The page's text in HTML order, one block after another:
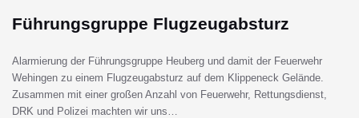
Führungsgruppe Flugzeugabsturz
Alarmierung der Führungsgruppe Heuberg und damit der Feuerwehr
Wehingen zu einem Flugzeugabsturz auf dem Klippeneck Gelände.
Zusammen mit einer großen Anzahl von Feuerwehr, Rettungsdienst,
DRK und Polizei machten wir uns…